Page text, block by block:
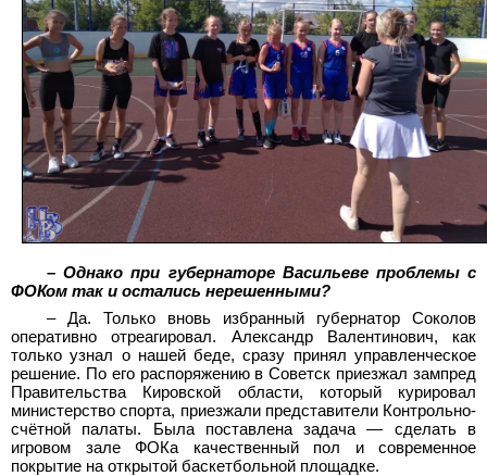
– Однако при губернаторе Васильеве проблемы с
ФОКом так и остались нерешенными?
– Да. Только вновь избранный губернатор Соколов
оперативно отреагировал. Александр Валентинович, как
только узнал о нашей беде, сразу принял управленческое
решение. По его распоряжению в Советск приезжал зампред
Правительства Кировской области, который курировал
министерство спорта, приезжали представители Контрольно-
счётной палаты. Была поставлена задача — сделать в
игровом зале ФОКа качественный пол и современное
покрытие на открытой баскетбольной площадке.